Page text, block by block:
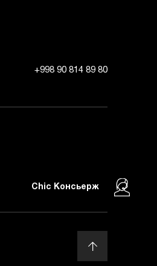
Chic Консьерж
+998 90 814 89 80